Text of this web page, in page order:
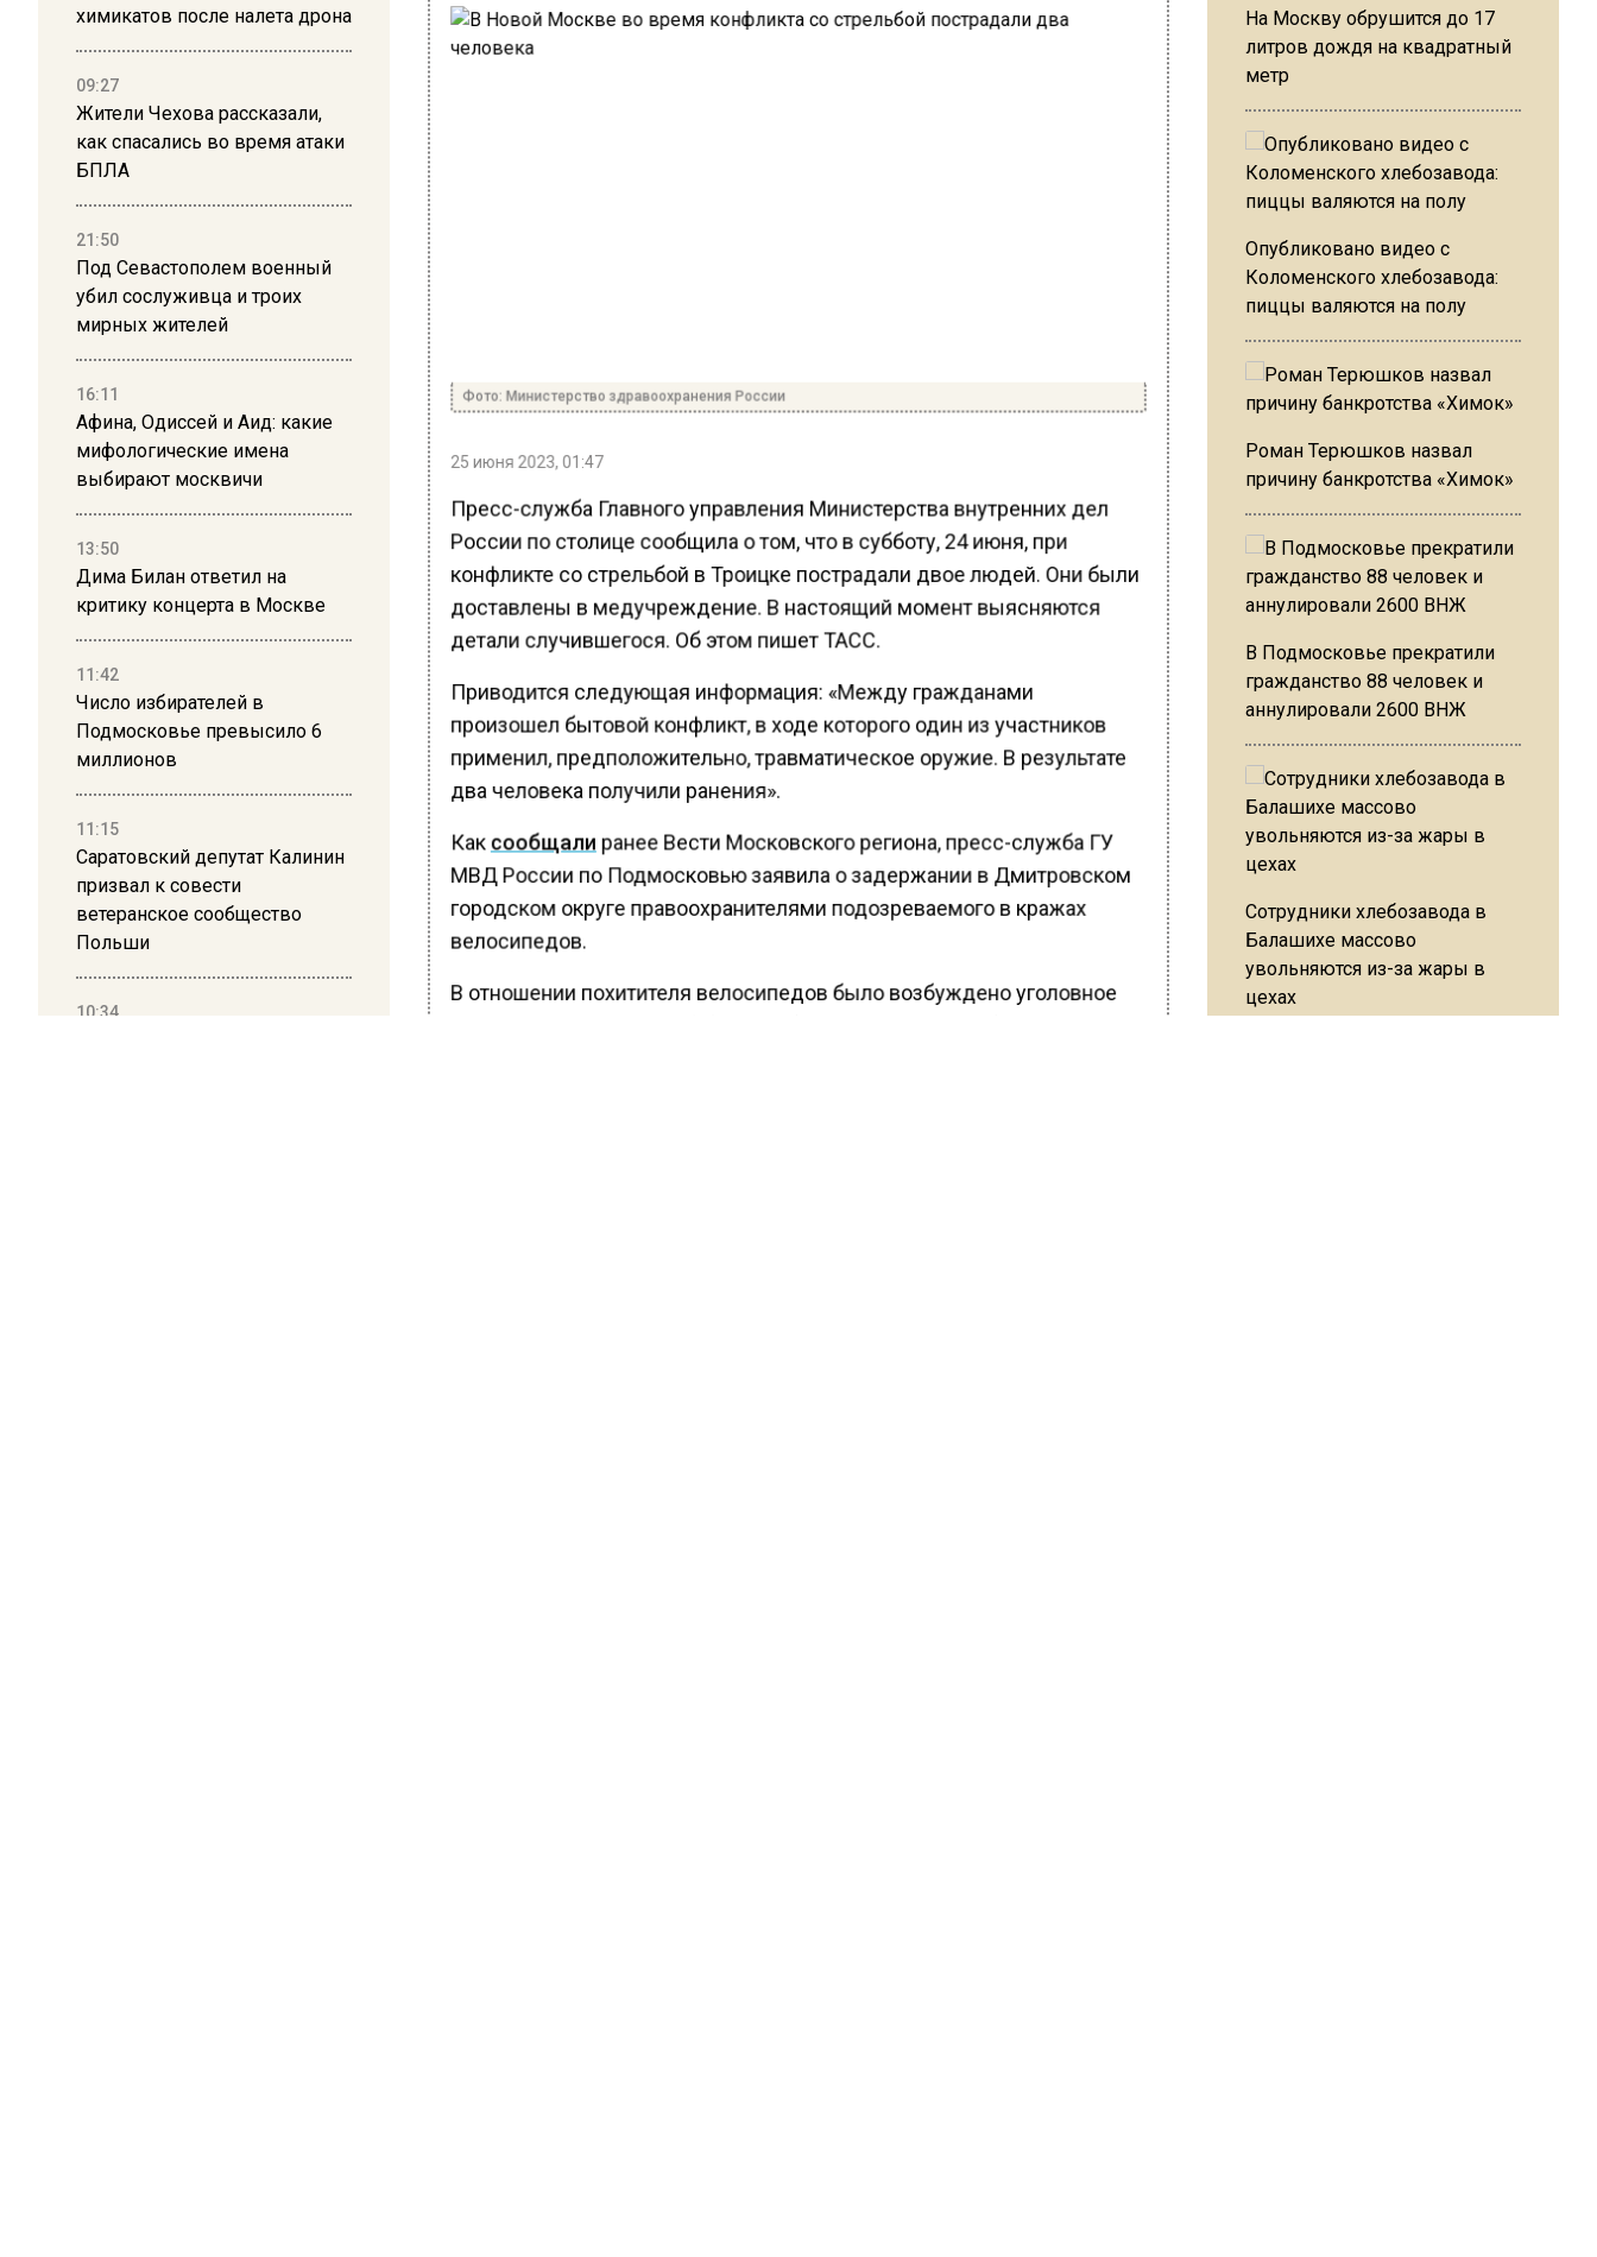
химикатов после налета дрона
09:27
Жители Чехова рассказали,
как спасались во время атаки
БПЛА
21:50
Под Севастополем военный
убил сослуживца и троих
мирных жителей
16:11
Афина, Одиссей и Аид: какие
мифологические имена
выбирают москвичи
13:50
Дима Билан ответил на
критику концерта в Москве
11:42
Число избирателей в
Подмосковье превысило 6
миллионов
11:15
Саратовский депутат Калинин
призвал к совести
ветеранское сообщество
Польши
10:34
Фото: Министерство здравоохранения России
25 июня 2023, 01:47
Пресс-служба Главного управления Министерства внутренних дел
России по столице сообщила о том, что в субботу, 24 июня, при
конфликте со стрельбой в Троицке пострадали двое людей. Они были
доставлены в медучреждение. В настоящий момент выясняются
детали случившегося. Об этом пишет ТАСС.
Приводится следующая информация: «Между гражданами
произошел бытовой конфликт, в ходе которого один из участников
применил, предположительно, травматическое оружие. В результате
два человека получили ранения».
Каксообщалиранее Вести Московского региона, пресс-служба ГУ
МВД России по Подмосковью заявила о задержании в Дмитровском
городском округе правоохранителями подозреваемого в кражах
велосипедов.
В отношении похитителя велосипедов было возбуждено уголовное
На Москву обрушится до 17
литров дождя на квадратный
метр
Опубликовано видео с
Коломенского хлебозавода:
пиццы валяются на полу
Роман Терюшков назвал
причину банкротства «Химок»
В Подмосковье прекратили
гражданство 88 человек и
аннулировали 2600 ВНЖ
Сотрудники хлебозавода в
Балашихе массово
увольняются из-за жары в
цехах